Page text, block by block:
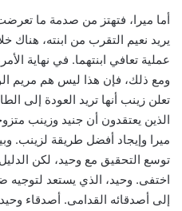
أما ميرا، فتهتز من صدمة ما
يريد نعيم التقرب من ابنته، هناك
عملية تعافي ابنتهما. في نهاية
ومع ذلك، فإن هذا ليس هم مريم
تعلن زينب أنها تريد العودة إلى
الذين يعتقدون أن جنيد وزينب
ميرا وإيجاد أفضل طريقة لزينب.
توسع التحقيق مع وحيد، لكن الدليل
اختفى. وحيد، الذي يستعد لتوجيه
إلى أصدقائه القدامى. أصدقاء